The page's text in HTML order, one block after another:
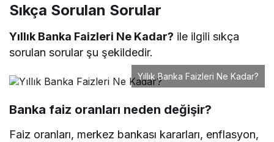
Sıkça Sorulan Sorular
Yıllık Banka Faizleri Ne Kadar? ile ilgili sıkça
sorulan sorular şu şekildedir.
Yıllık Banka Faizleri Ne Kadar?
Banka faiz oranları neden değişir?
Faiz oranları, merkez bankası kararları, enflasyon,